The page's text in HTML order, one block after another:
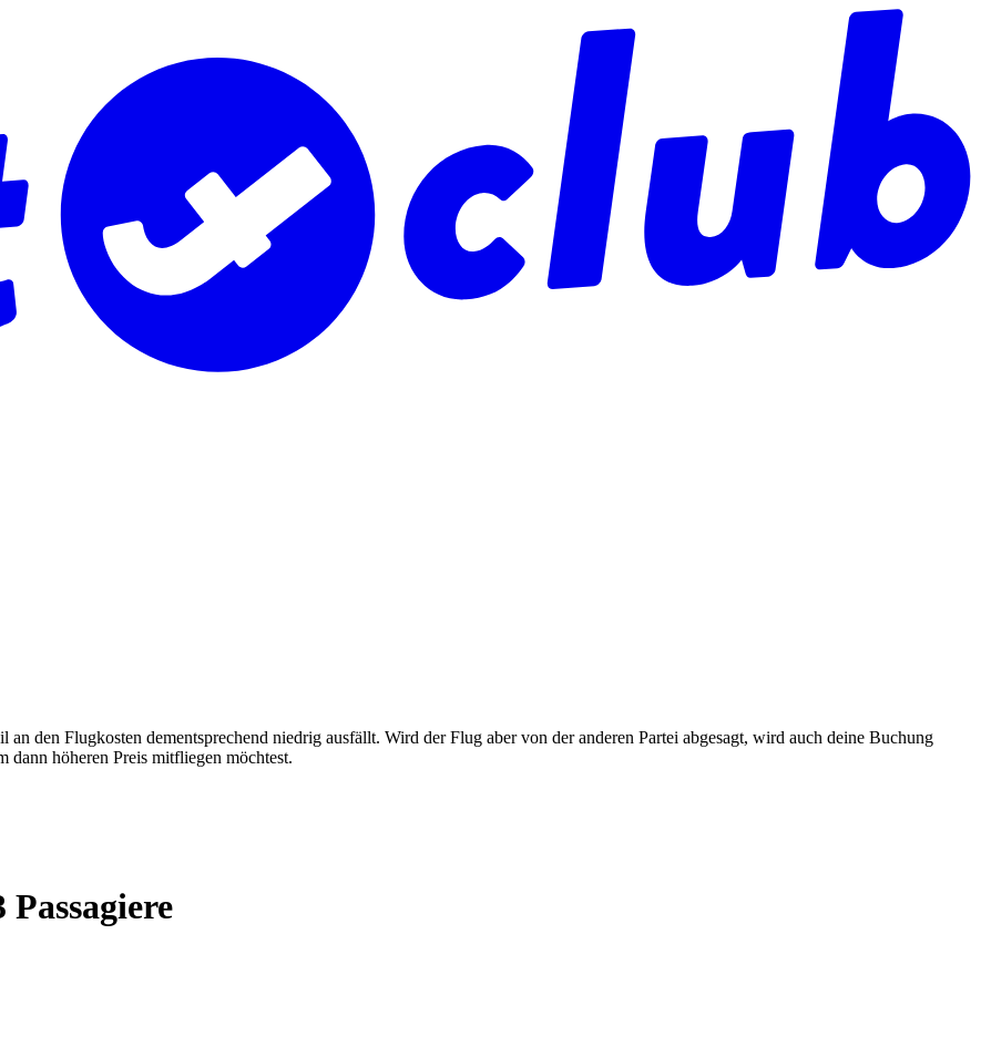
den Flugkosten dementsprechend niedrig ausfällt. Wird der Flug aber von der anderen Partei abgesagt, wird auch deine Buchung
dann höheren Preis mitfliegen möchtest.